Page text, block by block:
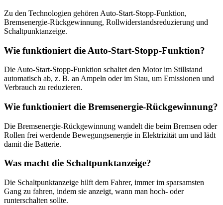
Zu den Technologien gehören Auto-Start-Stopp-Funktion,
Bremsenergie-Rückgewinnung, Rollwiderstandsreduzierung und
Schaltpunktanzeige.
Wie funktioniert die Auto-Start-Stopp-Funktion?
Die Auto-Start-Stopp-Funktion schaltet den Motor im Stillstand
automatisch ab, z. B. an Ampeln oder im Stau, um Emissionen und
Verbrauch zu reduzieren.
Wie funktioniert die Bremsenergie-Rückgewinnung?
Die Bremsenergie-Rückgewinnung wandelt die beim Bremsen oder
Rollen frei werdende Bewegungsenergie in Elektrizität um und lädt
damit die Batterie.
Was macht die Schaltpunktanzeige?
Die Schaltpunktanzeige hilft dem Fahrer, immer im sparsamsten
Gang zu fahren, indem sie anzeigt, wann man hoch- oder
runterschalten sollte.